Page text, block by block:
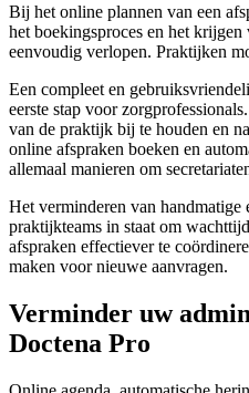
Bij het online plannen van een
het boekingsproces en het krijgen
eenvoudig verlopen. Praktijken
Een compleet en
eerste stap voor
van de praktijk bij te houden en
online afspraken boeken en
allemaal manieren om
Het verminderen van handmatige
praktijkteams in staat om
afspraken effectiever te
maken voor nieuwe aanvragen.
Verminder uw
Doctena Pro